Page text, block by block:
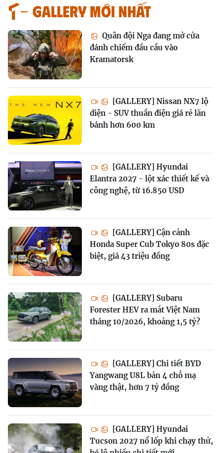
GALLERY MỚI NHẤT
Quân đội Nga đang mở cửa
đánh chiếm đầu cầu vào
Kramatorsk
[GALLERY] Nissan NX7 lộ
diện - SUV thuần điện giá rẻ lăn
bánh hơn 600 km
[GALLERY] Hyundai
Elantra 2027 - lột xác thiết kế và
công nghệ, từ 16.850 USD
[GALLERY] Cận cảnh
Honda Super Cub Tokyo 80s đặc
biệt, giá 43 triệu đồng
[GALLERY] Subaru
Forester HEV ra mắt Việt Nam
tháng 10/2026, khoảng 1,5 tỷ?
[GALLERY] Chi tiết BYD
Yangwang U8L bản 4 chỗ mạ
vàng thật, hơn 7 tỷ đồng
[GALLERY] Hyundai
Tucson 2027 nổ lốp khi chạy thử,